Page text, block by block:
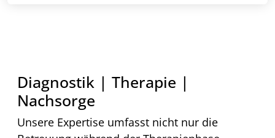
Diagnostik | Therapie |
Nachsorge
Unsere Expertise umfasst nicht nur die